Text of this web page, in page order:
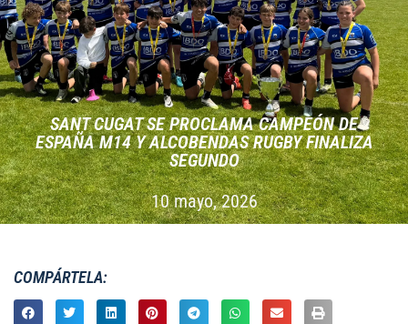
SANT CUGAT SE PROCLAMA CAMPEÓN DE
ESPAÑA M14 Y ALCOBENDAS RUGBY FINALIZA
SEGUNDO
10 mayo, 2026
COMPÁRTELA: